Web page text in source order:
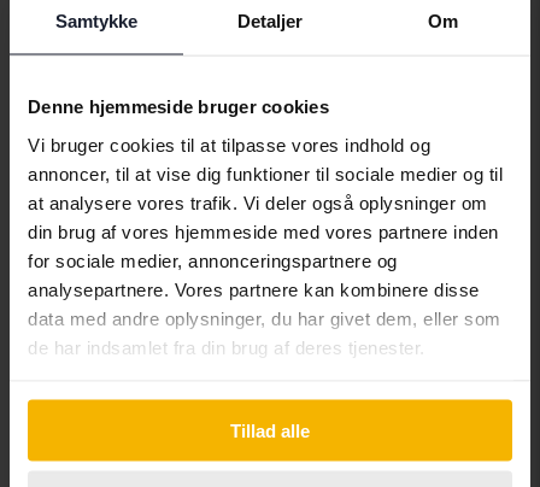
Samtykke Detaljer Om
Denne hjemmeside bruger cookies
Vi bruger cookies til at tilpasse vores indhold og
annoncer, til at vise dig funktioner til sociale medier og til
at analysere vores trafik. Vi deler også oplysninger om
din brug af vores hjemmeside med vores partnere inden
for sociale medier, annonceringspartnere og
analysepartnere. Vores partnere kan kombinere disse
data med andre oplysninger, du har givet dem, eller som
de har indsamlet fra din brug af deres tjenester.
Tillad alle
Testet
Volkswagen Passat
2.0 TDI BlueMotion Technology Variant 4Motion
2011
299 470 kilometer
diesel
Getinge
Førende bud 19 500 SEK
Tuesday 11 Bud